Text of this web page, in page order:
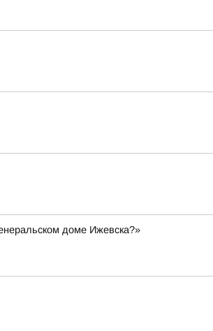
доме Ижевска?»